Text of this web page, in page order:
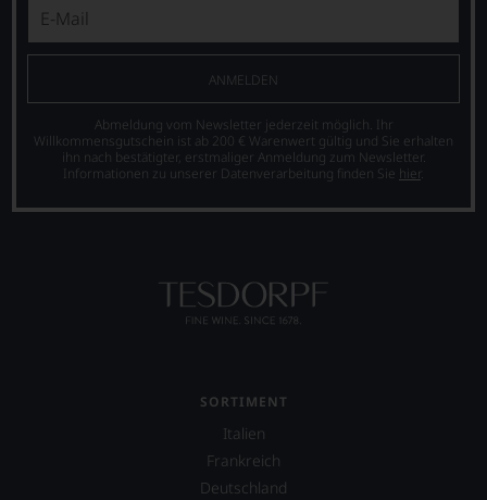
ANMELDEN
Abmeldung vom Newsletter jederzeit möglich. Ihr
Willkommensgutschein ist ab 200 € Warenwert gültig und Sie erhalten
ihn nach bestätigter, erstmaliger Anmeldung zum Newsletter.
Informationen zu unserer Datenverarbeitung finden Sie hier.
SORTIMENT
Italien
Frankreich
Deutschland